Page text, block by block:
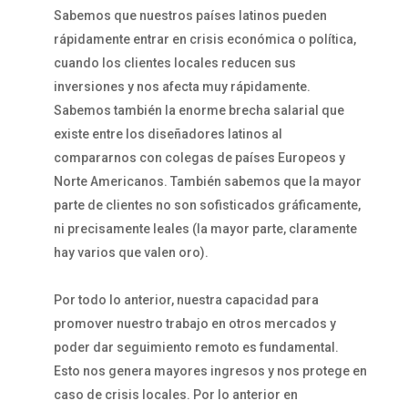
Sabemos que nuestros países latinos pueden
rápidamente entrar en crisis económica o política,
cuando los clientes locales reducen sus
inversiones y nos afecta muy rápidamente.
Sabemos también la enorme brecha salarial que
existe entre los diseñadores latinos al
compararnos con colegas de países Europeos y
Norte Americanos. También sabemos que la mayor
parte de clientes no son sofisticados gráficamente,
ni precisamente leales (la mayor parte, claramente
hay varios que valen oro).
Por todo lo anterior, nuestra capacidad para
promover nuestro trabajo en otros mercados y
poder dar seguimiento remoto es fundamental.
Esto nos genera mayores ingresos y nos protege en
caso de crisis locales. Por lo anterior en